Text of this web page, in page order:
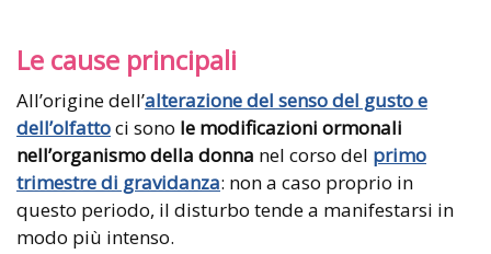
Le cause principali
All’origine dell’alterazione del senso del gusto e
dell’olfattoci sono le modificazioni ormonali
nell’organismo della donna nel corso del primo
trimestre di gravidanza: non a caso proprio in
questo periodo, il disturbo tende a manifestarsi in
modo più intenso.